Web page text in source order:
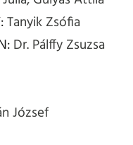
Tanyik Zsófia
Dr. Pálffy Zsuzsa
József